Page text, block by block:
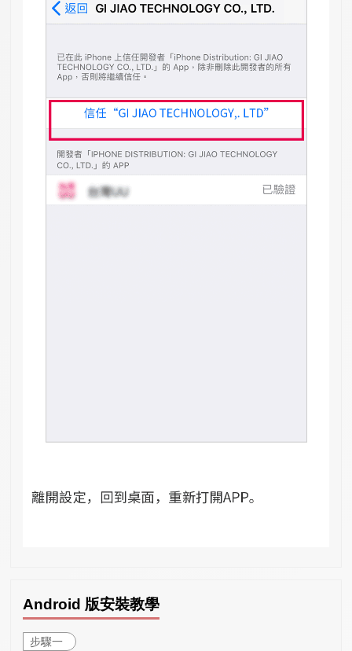
Android 版安裝教學
步驟一